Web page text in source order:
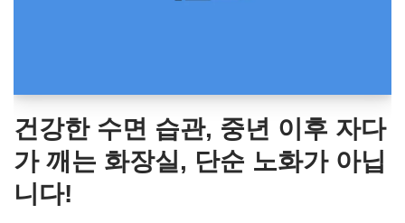
건강한 수면 습관, 중년 이후 자다
가 깨는 화장실, 단순 노화가 아닙
니다!